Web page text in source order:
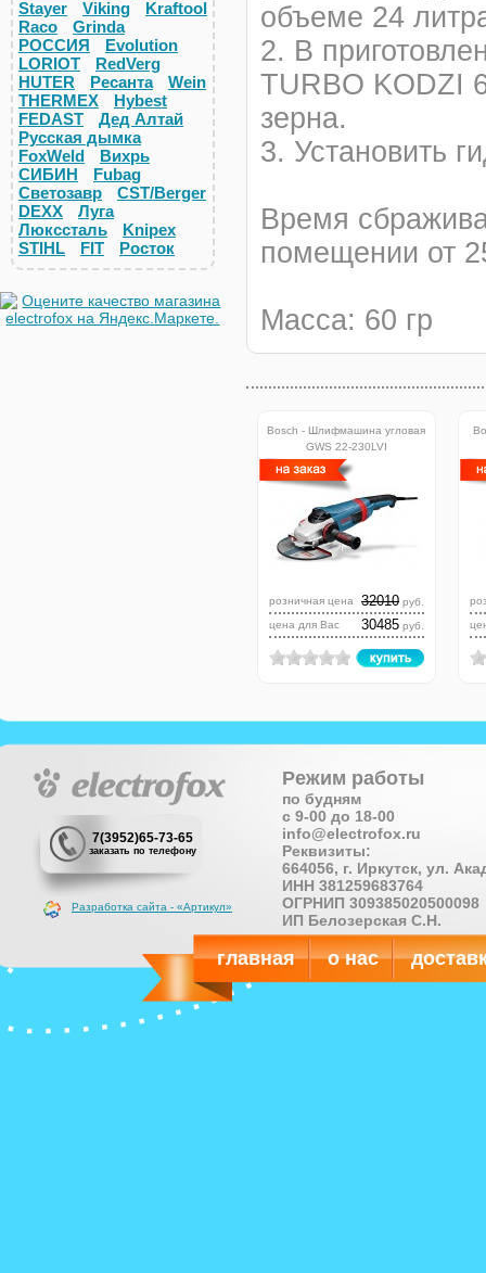
Stayer
Viking
Kraftool
Raco
Grinda
РОССИЯ
Evolution
LORIOT
RedVerg
HUTER
Ресанта
Wein
THERMEX
Hybest
FEDAST
Дед Алтай
Русская дымка
FoxWeld
Вихрь
СИБИН
Fubag
Светозавр
CST/Berger
DEXX
Луга
Люкссталь
Knipex
STIHL
FIT Росток
объеме 24
2. В
TURBO KODZI
зерна.
3. Установить
Время
помещении от
Масса: 60 гр
Bosch - Шлифмашина угловая
GWS 22-230LVI
розничная цена 32010 руб.
цена для Вас
30485 руб.
7(3952)65-73-65
заказать по телефону
Разработка сайта - «Артикул»
Режим работы
по будням
с 9-00 до 18-00
info@electrofox.ru
Реквизиты:
664056, г. Иркутск, ул.
ИНН 381259683764
ОГРНИП 309385020500098
ИП Белозерская С.Н.
главная о нас